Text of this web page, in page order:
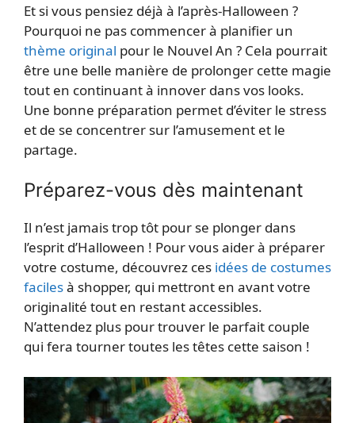
Et si vous pensiez déjà à l’après-Halloween ?
Pourquoi ne pas commencer à planifier un
thème original pour le Nouvel An ? Cela pourrait
être une belle manière de prolonger cette magie
tout en continuant à innover dans vos looks.
Une bonne préparation permet d’éviter le stress
et de se concentrer sur l’amusement et le
partage.
Préparez-vous dès maintenant
Il n’est jamais trop tôt pour se plonger dans
l’esprit d’Halloween ! Pour vous aider à préparer
votre costume, découvrez ces idées de costumes
facilesà shopper, qui mettront en avant votre
originalité tout en restant accessibles.
N’attendez plus pour trouver le parfait couple
qui fera tourner toutes les têtes cette saison !